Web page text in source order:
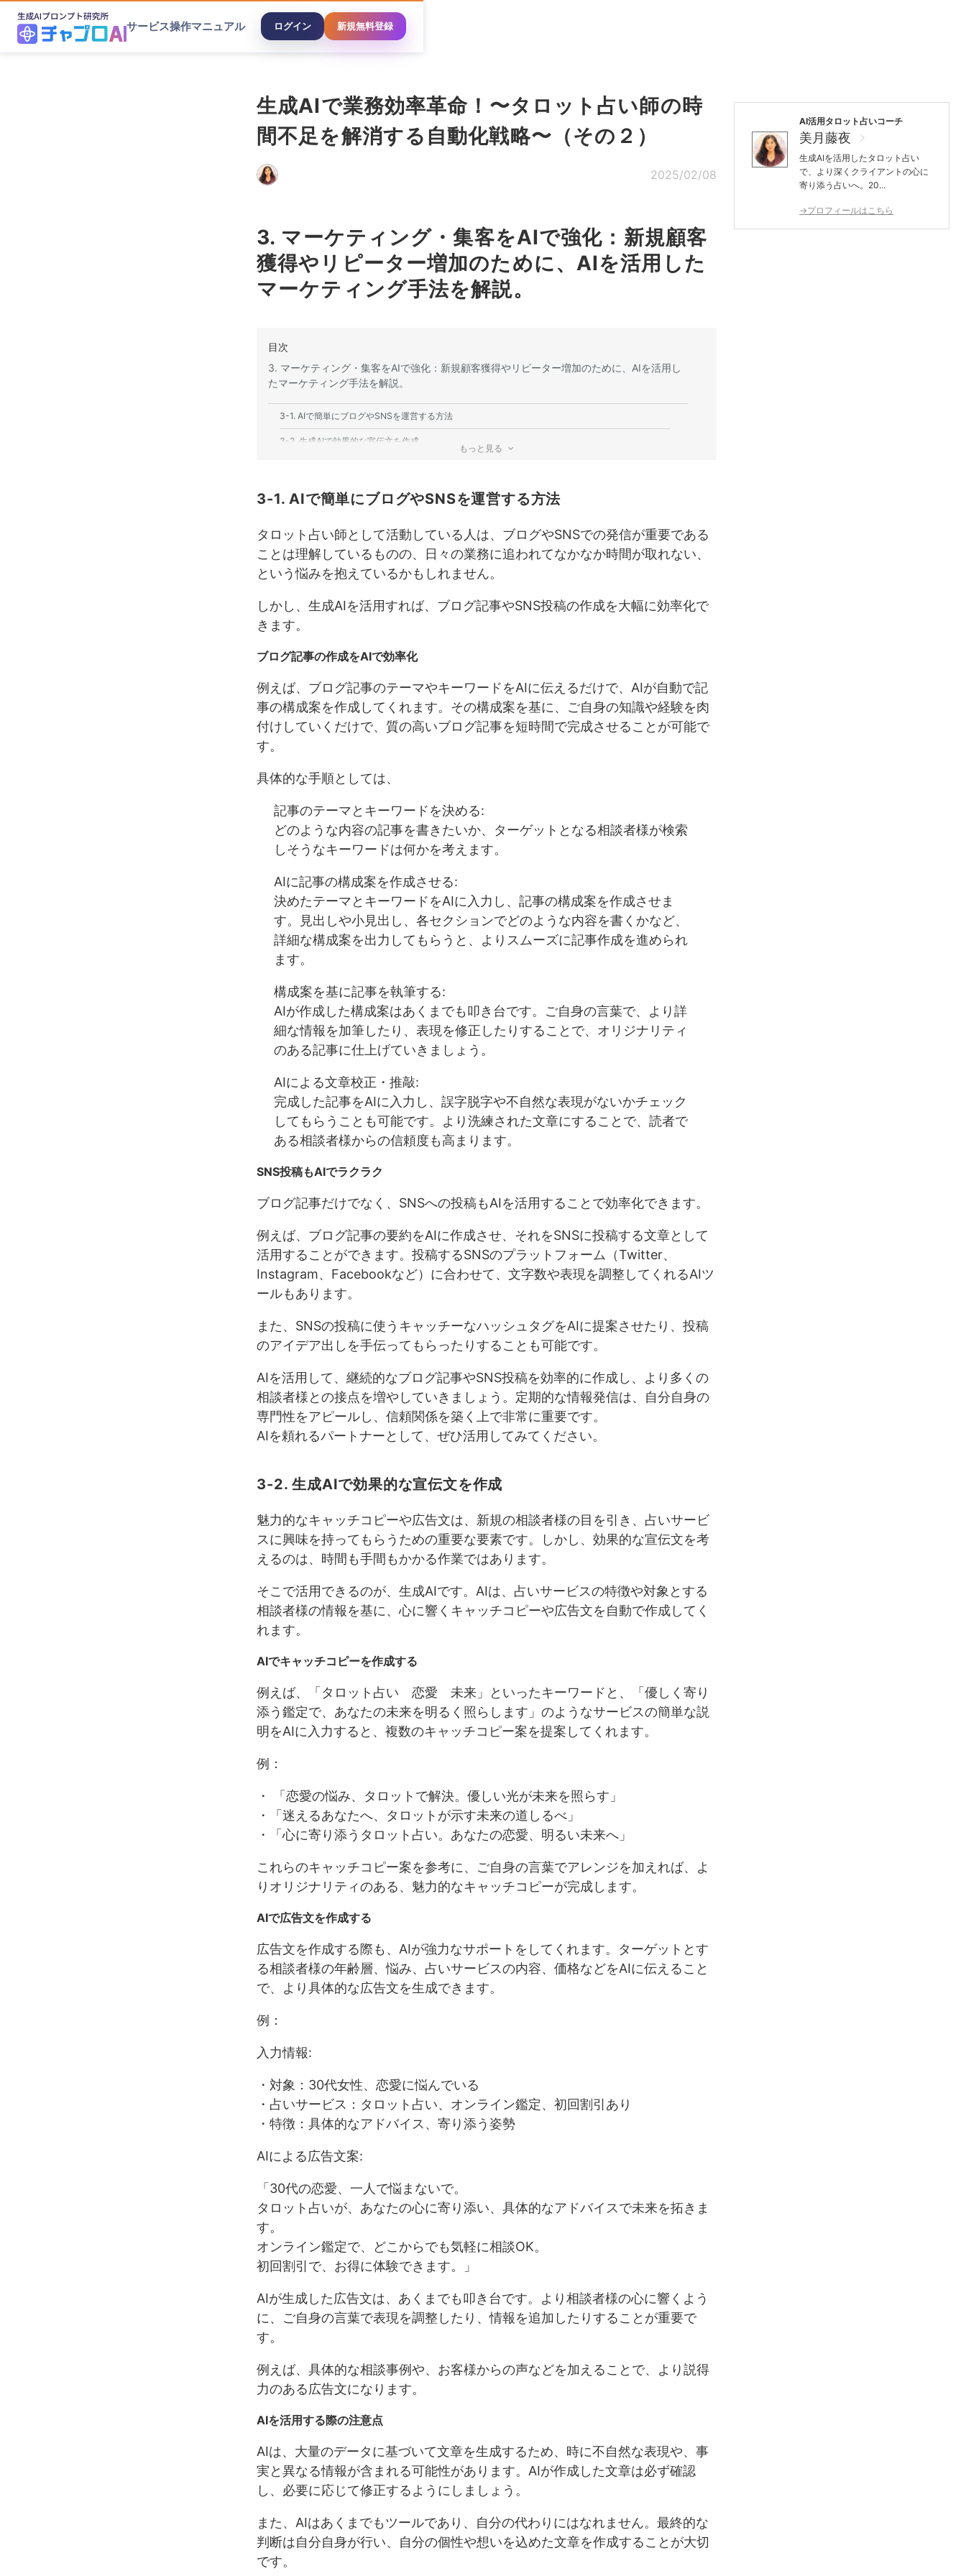
サービス操作マニュアル ログイン 新規無料登録
生成AIで業務効率革命！〜タロット占い師の時
間不足を解消する自動化戦略〜（その２）
2025/02/08
3. マーケティング・集客をAIで強化：新規顧客
獲得やリピーター増加のために、AIを活用した
マーケティング手法を解説。
目次
3. マーケティング・集客をAIで強化：新規顧客獲得やリピーター増加のために、AIを活用し
たマーケティング手法を解説。
3-1. AIで簡単にブログやSNSを運営する方法
3-2. 生成AIで効果的な宣伝文を作成
3-4. リピーターを増やすためのAI活用術
4-1. AIで予約管理を自動化
4-2. AIを活用した顧客データの整理
4-3. AIでクレーム対応をスムーズに
もっと見る
3-1. AIで簡単にブログやSNSを運営する方法
タロット占い師として活動している人は、ブログやSNSでの発信が重要である
ことは理解しているものの、日々の業務に追われてなかなか時間が取れない、
という悩みを抱えているかもしれません。
しかし、生成AIを活用すれば、ブログ記事やSNS投稿の作成を大幅に効率化で
きます。
ブログ記事の作成をAIで効率化
例えば、ブログ記事のテーマやキーワードをAIに伝えるだけで、AIが自動で記
事の構成案を作成してくれます。その構成案を基に、ご自身の知識や経験を肉
付けしていくだけで、質の高いブログ記事を短時間で完成させることが可能で
す。
具体的な手順としては、
記事のテーマとキーワードを決める:
どのような内容の記事を書きたいか、ターゲットとなる相談者様が検索
しそうなキーワードは何かを考えます。
AIに記事の構成案を作成させる:
決めたテーマとキーワードをAIに入力し、記事の構成案を作成させま
す。見出しや小見出し、各セクションでどのような内容を書くかなど、
詳細な構成案を出力してもらうと、よりスムーズに記事作成を進められ
ます。
構成案を基に記事を執筆する:
AIが作成した構成案はあくまでも叩き台です。ご自身の言葉で、より詳
細な情報を加筆したり、表現を修正したりすることで、オリジナリティ
のある記事に仕上げていきましょう。
AIによる文章校正・推敲:
完成した記事をAIに入力し、誤字脱字や不自然な表現がないかチェック
してもらうことも可能です。より洗練された文章にすることで、読者で
ある相談者様からの信頼度も高まります。
SNS投稿もAIでラクラク
ブログ記事だけでなく、SNSへの投稿もAIを活用することで効率化できます。
例えば、ブログ記事の要約をAIに作成させ、それをSNSに投稿する文章として
活用することができます。投稿するSNSのプラットフォーム（Twitter、
Instagram、Facebookなど）に合わせて、文字数や表現を調整してくれるAIツ
ールもあります。
また、SNSの投稿に使うキャッチーなハッシュタグをAIに提案させたり、投稿
のアイデア出しを手伝ってもらったりすることも可能です。
AIを活用して、継続的なブログ記事やSNS投稿を効率的に作成し、より多くの
相談者様との接点を増やしていきましょう。定期的な情報発信は、自分自身の
専門性をアピールし、信頼関係を築く上で非常に重要です。
AIを頼れるパートナーとして、ぜひ活用してみてください。
3-2. 生成AIで効果的な宣伝文を作成
魅力的なキャッチコピーや広告文は、新規の相談者様の目を引き、占いサービ
スに興味を持ってもらうための重要な要素です。しかし、効果的な宣伝文を考
えるのは、時間も手間もかかる作業ではあります。
そこで活用できるのが、生成AIです。AIは、占いサービスの特徴や対象とする
相談者様の情報を基に、心に響くキャッチコピーや広告文を自動で作成してく
れます。
AIでキャッチコピーを作成する
例えば、「タロット占い 恋愛 未来」といったキーワードと、「優しく寄り
添う鑑定で、あなたの未来を明るく照らします」のようなサービスの簡単な説
明をAIに入力すると、複数のキャッチコピー案を提案してくれます。
例：
・ 「恋愛の悩み、タロットで解決。優しい光が未来を照らす」
・「迷えるあなたへ、タロットが示す未来の道しるべ」
・「心に寄り添うタロット占い。あなたの恋愛、明るい未来へ」
これらのキャッチコピー案を参考に、ご自身の言葉でアレンジを加えれば、よ
りオリジナリティのある、魅力的なキャッチコピーが完成します。
AIで広告文を作成する
広告文を作成する際も、AIが強力なサポートをしてくれます。ターゲットとす
る相談者様の年齢層、悩み、占いサービスの内容、価格などをAIに伝えること
で、より具体的な広告文を生成できます。
例：
入力情報:
・対象：30代女性、恋愛に悩んでいる
・占いサービス：タロット占い、オンライン鑑定、初回割引あり
・特徴：具体的なアドバイス、寄り添う姿勢
AIによる広告文案:
「30代の恋愛、一人で悩まないで。
タロット占いが、あなたの心に寄り添い、具体的なアドバイスで未来を拓きま
す。
オンライン鑑定で、どこからでも気軽に相談OK。
初回割引で、お得に体験できます。」
AIが生成した広告文は、あくまでも叩き台です。より相談者様の心に響くよう
に、ご自身の言葉で表現を調整したり、情報を追加したりすることが重要で
す。
例えば、具体的な相談事例や、お客様からの声などを加えることで、より説得
力のある広告文になります。
AIを活用する際の注意点
AIは、大量のデータに基づいて文章を生成するため、時に不自然な表現や、事
実と異なる情報が含まれる可能性があります。AIが作成した文章は必ず確認
し、必要に応じて修正するようにしましょう。
また、AIはあくまでもツールであり、自分の代わりにはなれません。最終的な
判断は自分自身が行い、自分の個性や想いを込めた文章を作成することが大切
です。
AI活用タロット占いコーチ
美月藤夜
生成AIを活用したタロット占い
で、より深くクライアントの心に
寄り添う占いへ。20...
→プロフィールはこちら